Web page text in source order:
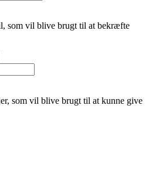
som vil blive brugt til at bekræfte
som vil blive brugt til at kunne give